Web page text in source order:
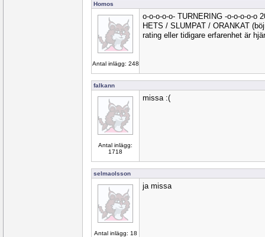
Homos
Antal inlägg: 248
o-o-o-o-o- TURNERING -o-o-o-o-o
HETS / SLUMPAT / ORANKAT
rating eller tidigare erfarenhet är
falkann
Antal inlägg:
1718
missa :(
selmaolsson
Antal inlägg: 18
ja missa